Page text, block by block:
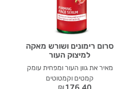
סרום רימונים ושורש מאקה
למיצוק העור
מאיר את גוון העור ומפחית עומק
קמטים וקמטוטים